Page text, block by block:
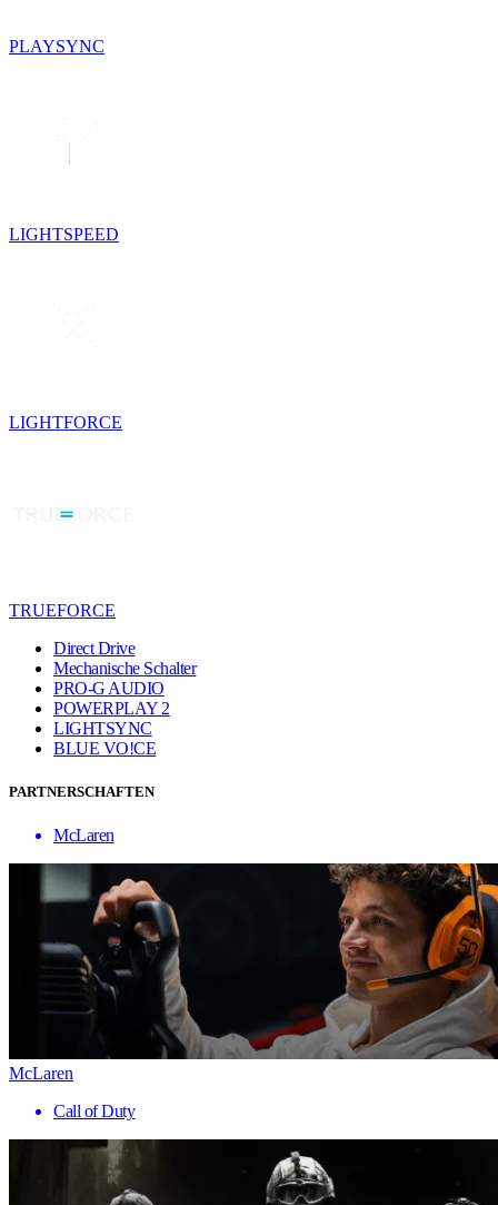
PLAYSYNC
LIGHTSPEED
LIGHTFORCE
TRUEFORCE
Direct Drive
Mechanische Schalter
PRO-G AUDIO
POWERPLAY 2
LIGHTSYNC
BLUE VO!CE
PARTNERSCHAFTEN
McLaren
McLaren
Call of Duty